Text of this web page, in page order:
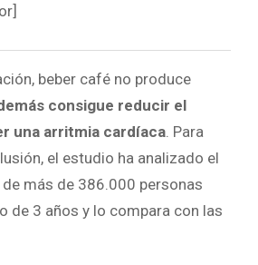
beber café no produce
consigue reducir el
una arritmia cardíaca. Para
el estudio ha analizado el
más de 386.000 personas
de 3 años y lo compara con las